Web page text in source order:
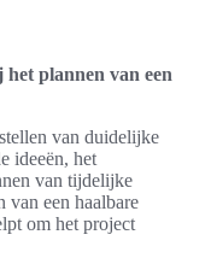
plannen van een
van duidelijke
ideeën, het
van tijdelijke
van een haalbare
om het project